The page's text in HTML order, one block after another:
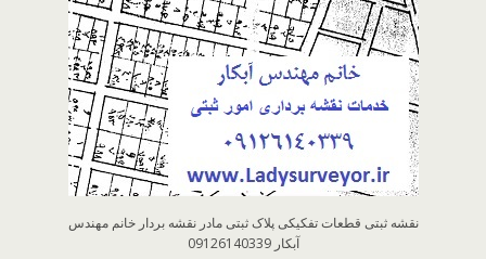
نقشه ثبتی قطعات تفکیکی پلاک ثبتی مادر نقشه بردار خانم مهندس
آبکار 09126140339